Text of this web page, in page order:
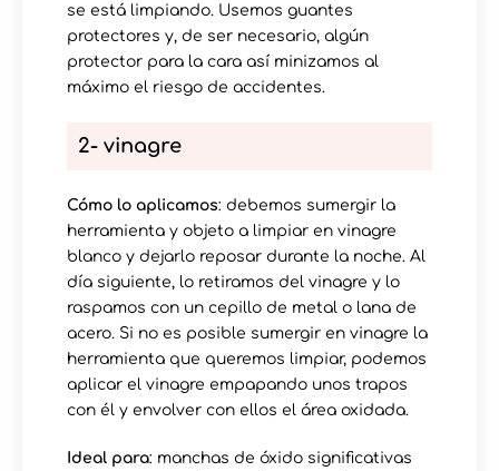
se está limpiando. Usemos guantes
protectores y, de ser necesario, algún
protector para la cara así minizamos al
máximo el riesgo de accidentes.
2- vinagre
Cómo lo aplicamos: debemos sumergir la
herramienta y objeto a limpiar en vinagre
blanco y dejarlo reposar durante la noche. Al
día siguiente, lo retiramos del vinagre y lo
raspamos con un cepillo de metal o lana de
acero. Si no es posible sumergir en vinagre la
herramienta que queremos limpiar, podemos
aplicar el vinagre empapando unos trapos
con él y envolver con ellos el área oxidada.
Ideal para: manchas de óxido significativas